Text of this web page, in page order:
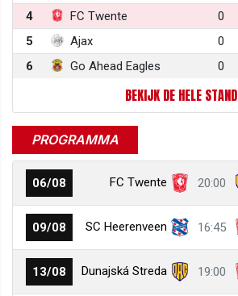
4
FC Twente 0
5
Ajax 0
6
Go Ahead Eagles 0
BEKIJK DE HELE STAND
PROGRAMMA
06/08 FC Twente 20:00
09/08 SC Heerenveen 16:45
13/08 Dunajská Streda 19:00